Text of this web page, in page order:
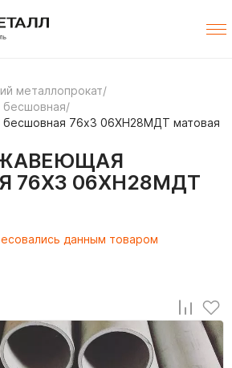
металлопрокат/
/
76х3 06ХН28МДТ матовая
76Х3 06ХН28МДТ
данным товаром